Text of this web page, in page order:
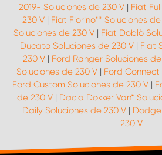
2019- Soluciones de 230 V| Fiat
230 V | Fiat Fiorino** Soluciones
Soluciones de 230 V | Fiat Doblò
Ducato Soluciones de 230 V | Fiat
230 V| Ford Ranger Soluciones
Soluciones de 230 V| Ford Connect
Ford Custom Soluciones de 230 V |
de 230 V | Dacia Dokker Van*
Daily Soluciones de 230 V|
230 V